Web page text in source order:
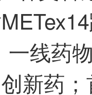
一线药
新药